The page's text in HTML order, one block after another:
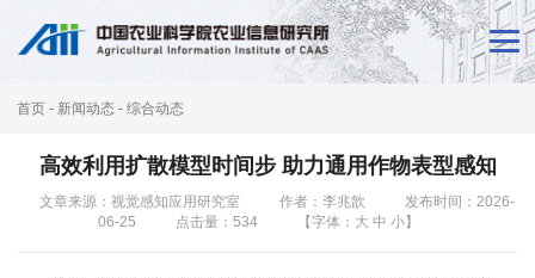
首页 - 新闻动态 - 综合动态
高效利用扩散模型时间步 助力通用作物表型感知
文章来源：视觉感知应用研究室 作者：李兆歆
发布时间：2026-
06-25
点击量： 534 【字体： 大 中 小】